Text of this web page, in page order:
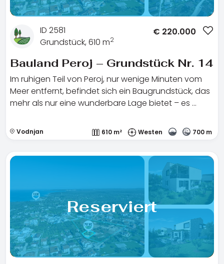
ID 2581
Grundstück, 610 m2
€ 220.000
Bauland Peroj – Grundstück Nr. 14
Im ruhigen Teil von Peroj, nur wenige Minuten vom
Meer entfernt, befindet sich ein Baugrundstück, das
mehr als nur eine wunderbare Lage bietet – es …
Vodnjan 610 m² Westen 700 m
Reserviert